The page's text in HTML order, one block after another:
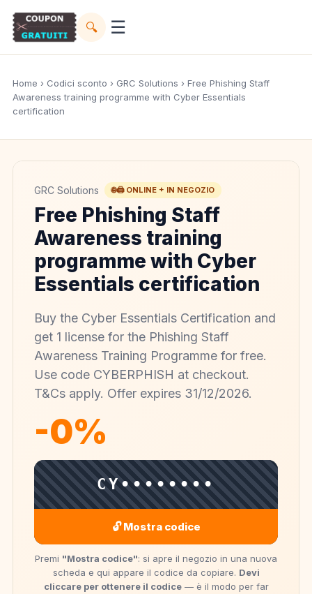
🔍 ☰
Home › Codici sconto › GRC Solutions › Free Phishing Staff
Awareness training programme with Cyber Essentials
certification
GRC Solutions 🌐🖨️ ONLINE + IN NEGOZIO
Free Phishing Staff
Awareness training
programme with Cyber
Essentials certification
Buy the Cyber Essentials Certification and
get 1 license for the Phishing Staff
Awareness Training Programme for free.
Use code CYBERPHISH at checkout.
T&Cs apply. Offer expires 31/12/2026.
-0%
CY••••••••
🔓 Mostra codice
Premi "Mostra codice": si apre il negozio in una nuova
scheda e qui appare il codice da copiare. Devi
cliccare per ottenere il codice— è il modo per far